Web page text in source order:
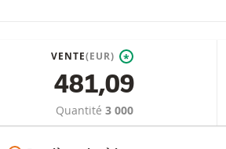
VENTE(EUR) *
481,09
Quantité3 000